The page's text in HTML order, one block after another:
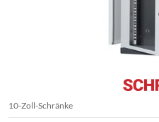
10-Zoll-Schränke